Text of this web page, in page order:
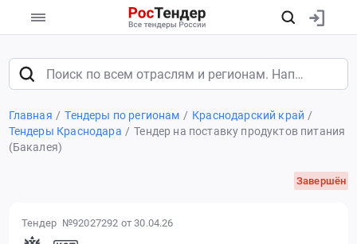
Главная Тендеры по регионам
Краснодарский край
Тендеры Краснодара
Тендер на поставку продуктов питания
(Бакалея)
Завершён
Тендер №92027292 от 30.04.26